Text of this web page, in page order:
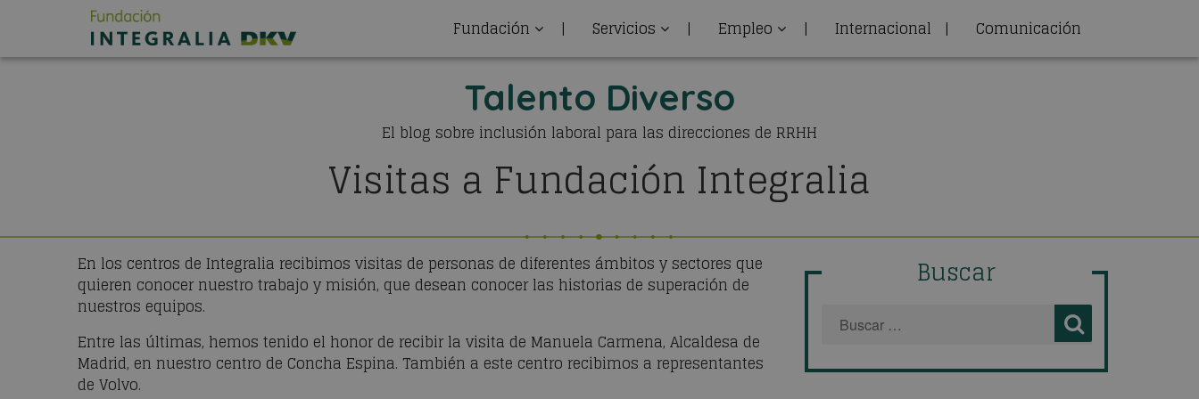
Fundación | Servicios | Empleo | Internacional | Comunicación
Talento Diverso
El blog sobre inclusión laboral para las direcciones de RRHH
Visitas a Fundación Integralia
En los centros de Integralia recibimos visitas de personas de diferentes ámbitos y sectores que
quieren conocer nuestro trabajo y misión, que desean conocer las historias de superación de
nuestros equipos.
Entre las últimas, hemos tenido el honor de recibir la visita de Manuela Carmena, Alcaldesa de
Madrid, en nuestro centro de Concha Espina. También a este centro recibimos a representantes
de Volvo.
Buscar